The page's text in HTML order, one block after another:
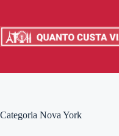
o
conteúdo
Categoria Nova York